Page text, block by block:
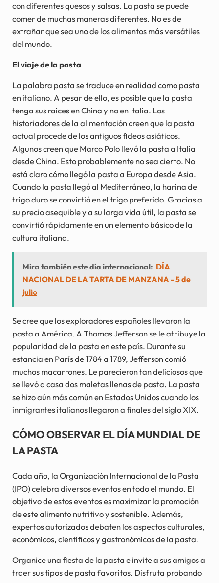
con diferentes quesos y salsas. La pasta se puede
comer de muchas maneras diferentes. No es de
extrañar que sea uno de los alimentos más versátiles
del mundo.
El viaje de la pasta
La palabra pasta se traduce en realidad como pasta
en italiano. A pesar de ello, es posible que la pasta
tenga sus raíces en China y no en Italia. Los
historiadores de la alimentación creen que la pasta
actual procede de los antiguos fideos asiáticos.
Algunos creen que Marco Polo llevó la pasta a Italia
desde China. Esto probablemente no sea cierto. No
está claro cómo llegó la pasta a Europa desde Asia.
Cuando la pasta llegó al Mediterráneo, la harina de
trigo duro se convirtió en el trigo preferido. Gracias a
su precio asequible y a su larga vida útil, la pasta se
convirtió rápidamente en un elemento básico de la
cultura italiana.
Mira también este día internacional: DÍA
NACIONAL DE LA TARTA DE MANZANA - 5 de
julio
Se cree que los exploradores españoles llevaron la
pasta a América. A Thomas Jefferson se le atribuye la
popularidad de la pasta en este país. Durante su
estancia en París de 1784 a 1789, Jefferson comió
muchos macarrones. Le parecieron tan deliciosos que
se llevó a casa dos maletas llenas de pasta. La pasta
se hizo aún más común en Estados Unidos cuando los
inmigrantes italianos llegaron a finales del siglo XIX.
CÓMO OBSERVAR EL DÍA MUNDIAL DE
LA PASTA
Cada año, la Organización Internacional de la Pasta
(IPO) celebra diversos eventos en todo el mundo. El
objetivo de estos eventos es maximizar la promoción
de este alimento nutritivo y sostenible. Además,
expertos autorizados debaten los aspectos culturales,
económicos, científicos y gastronómicos de la pasta.
Organice una fiesta de la pasta e invite a sus amigos a
traer sus tipos de pasta favoritos. Disfruta probando